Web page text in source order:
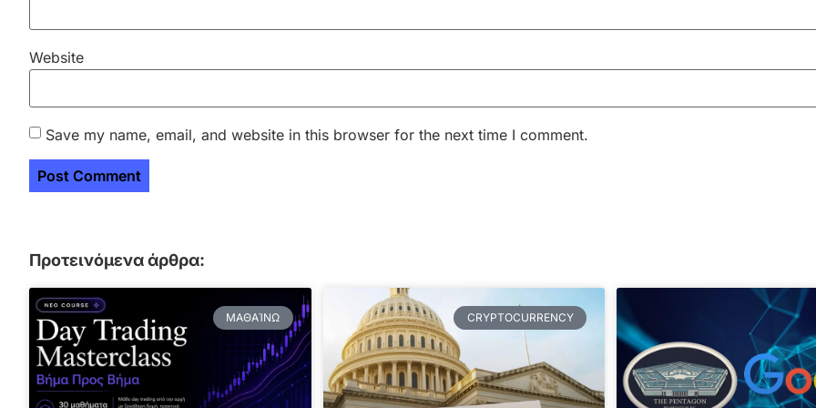
Website
Save my name, email, and website in this browser for the next time I comment.
Προτεινόμενα άρθρα:
ΜΑΘΑΊΝΩ CRYPTOCURRENCY